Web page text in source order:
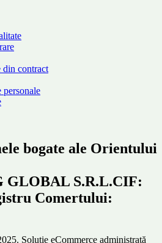
din contract
personale
bogate ale Orientului
GLOBAL S.R.L.CIF:
Comertului:
Soluție eCommerce administrată